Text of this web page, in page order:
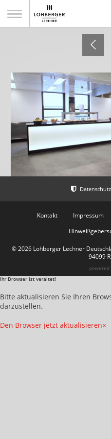
Krones AG
Kontakt Impressum
© 2026 Lohberger Lechner
94099
powered
Ihr Browser ist veraltet!
Bitte aktualisieren Sie Ihren
darzustellen.
Den Browser jetzt aktualisieren×